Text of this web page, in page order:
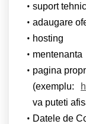
suport tehnic
adaugare
hosting
mentenanta
pagina
(exemplu:
va puteti
Datele de